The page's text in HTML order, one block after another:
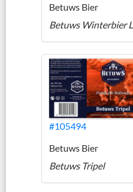
Betuws Bier
Betuws Winterbier
#105494
Betuws Bier
Betuws Tripel